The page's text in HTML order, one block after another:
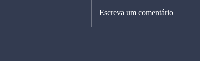
Escreva um comentário